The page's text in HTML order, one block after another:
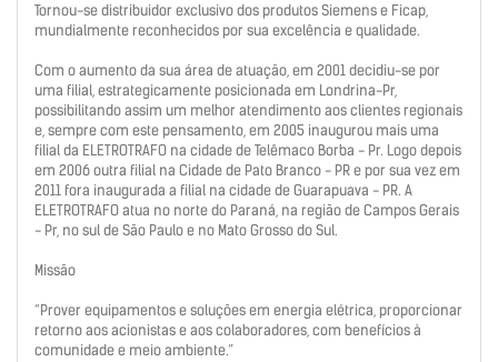
Tornou-se distribuidor exclusivo dos produtos Siemens e Ficap,
mundialmente reconhecidos por sua excelência e qualidade.
Com o aumento da sua área de atuação, em 2001 decidiu-se por
uma filial, estrategicamente posicionada em Londrina-Pr,
possibilitando assim um melhor atendimento aos clientes regionais
e, sempre com este pensamento, em 2005 inaugurou mais uma
filial da ELETROTRAFO na cidade de Telêmaco Borba - Pr. Logo depois
em 2006 outra filial na Cidade de Pato Branco - PR e por sua vez em
2011 fora inaugurada a filial na cidade de Guarapuava - PR. A
ELETROTRAFO atua no norte do Paraná, na região de Campos Gerais
- Pr, no sul de São Paulo e no Mato Grosso do Sul.
Missão
“Prover equipamentos e soluções em energia elétrica, proporcionar
retorno aos acionistas e aos colaboradores, com benefícios à
comunidade e meio ambiente.”